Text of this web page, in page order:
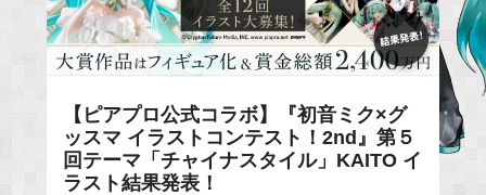
【ピアプロ公式コラボ】『初音ミク×グ
ッスマ イラストコンテスト！2nd』第５
回テーマ「チャイナスタイル」KAITO イ
ラスト結果発表！